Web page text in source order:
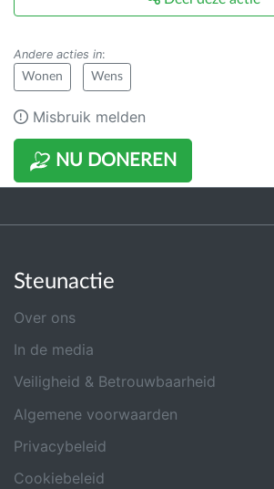
NU DONEREN
Andere acties in:
Wonen Wens
Misbruik melden
Steunactie
Over ons
In de media
Veiligheid & Betrouwbaarheid
Algemene voorwaarden
Privacybeleid
Cookiebeleid